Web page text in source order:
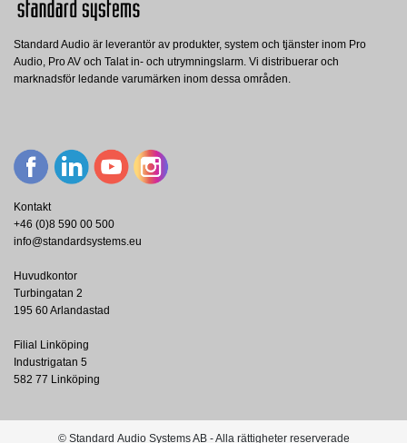
Standard Audio är leverantör av produkter, system och tjänster inom Pro
Audio, Pro AV och Talat in- och utrymningslarm. Vi distribuerar och
marknadsför ledande varumärken inom dessa områden.
Kontakt
+46 (0)8 590 00 500
info@standardsystems.eu
Huvudkontor
Turbingatan 2
195 60 Arlandastad
Filial Linköping
Industrigatan 5
582 77 Linköping
© Standard Audio Systems AB - Alla rättigheter reserverade